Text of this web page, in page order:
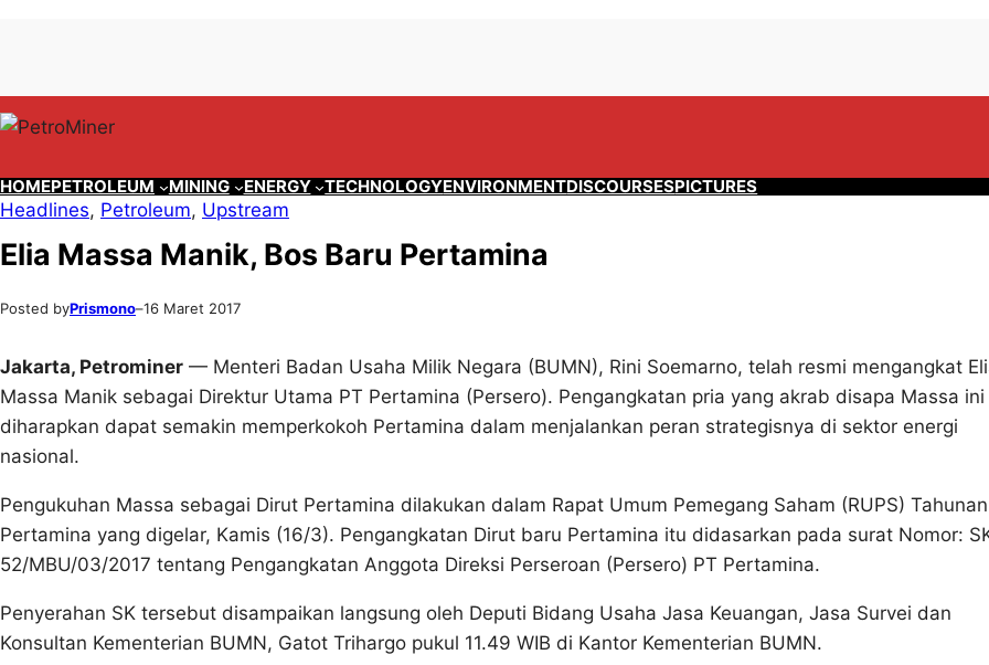
konten
content
HOMEPETROLEUM MINING ENERGY TECHNOLOGYENVIRONMENTDISCOURSESPICTURES
Headlines, Petroleum, Upstream
Elia Massa Manik, Bos Baru Pertamina
Posted byPrismono–16 Maret 2017
Jakarta, Petrominer — Menteri Badan Usaha Milik Negara (BUMN), Rini Soemarno, telah resmi mengangkat
Massa Manik sebagai Direktur Utama PT Pertamina (Persero). Pengangkatan pria yang akrab disapa Massa ini
diharapkan dapat semakin memperkokoh Pertamina dalam menjalankan peran strategisnya di sektor energi
nasional.
Pengukuhan Massa sebagai Dirut Pertamina dilakukan dalam Rapat Umum Pemegang Saham (RUPS) Tahunan
Pertamina yang digelar, Kamis (16/3). Pengangkatan Dirut baru Pertamina itu didasarkan pada surat Nomor:
52/MBU/03/2017 tentang Pengangkatan Anggota Direksi Perseroan (Persero) PT Pertamina.
Penyerahan SK tersebut disampaikan langsung oleh Deputi Bidang Usaha Jasa Keuangan, Jasa Survei dan
Konsultan Kementerian BUMN, Gatot Trihargo pukul 11.49 WIB di Kantor Kementerian BUMN.